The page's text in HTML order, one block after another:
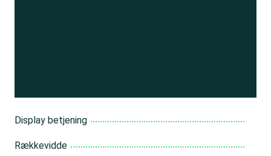
Display betjening
Rækkevidde